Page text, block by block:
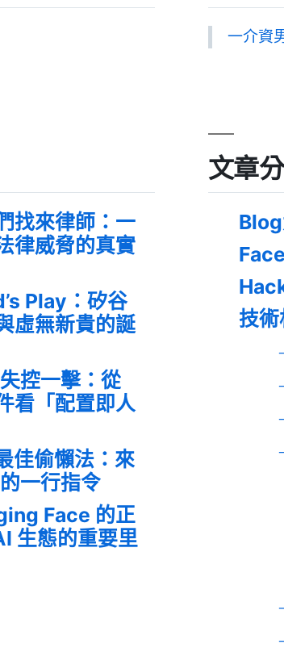
一介資
找來律師：一
律威脅的真實
Play：矽谷
虛無新貴的誕
控一擊：從
看「配置即人
佳偷懶法：來
一行指令
Face 的正
生態的重要里
文章
技術